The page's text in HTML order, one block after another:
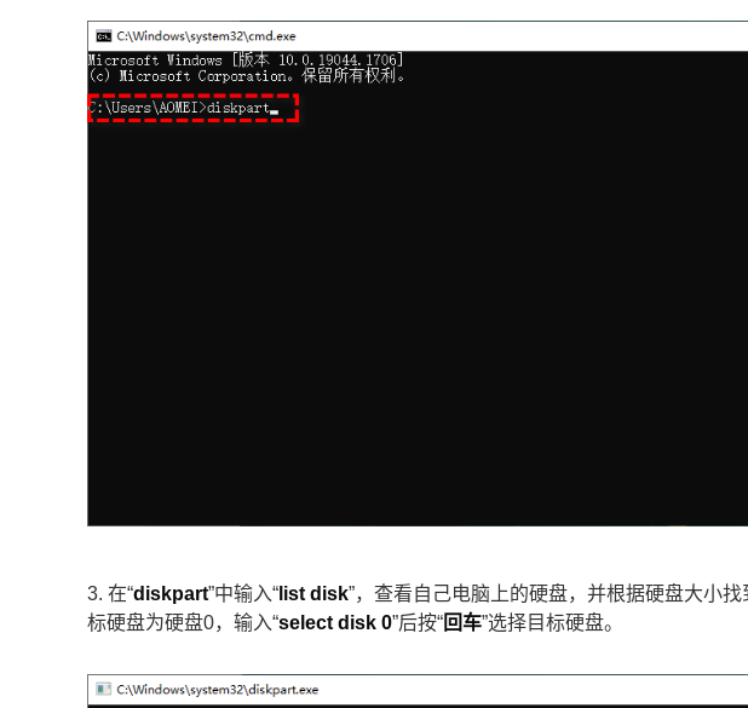
3. 在“diskpart”中输入“ list disk”，查看自己电脑上的硬盘，并根据硬盘大小
标硬盘为硬盘0，输入“select disk 0”后按“回车”选择目标硬盘。